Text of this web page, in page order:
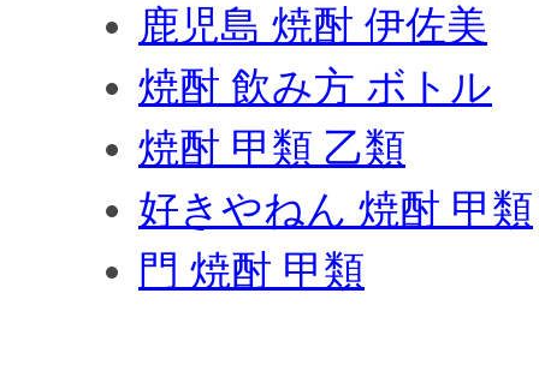
鹿児島 焼酎 伊佐美
焼酎 飲み方 ボトル
焼酎 甲類 乙類
好きやねん 焼酎 甲類
門 焼酎 甲類